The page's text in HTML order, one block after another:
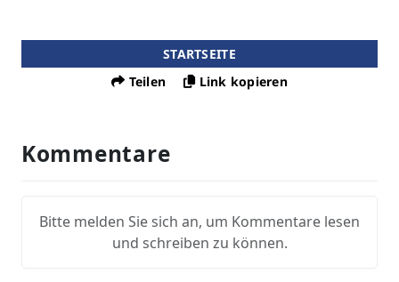
STARTSEITE
Teilen
Link kopieren
Kommentare
Bitte melden Sie sich an, um Kommentare lesen
und schreiben zu können.